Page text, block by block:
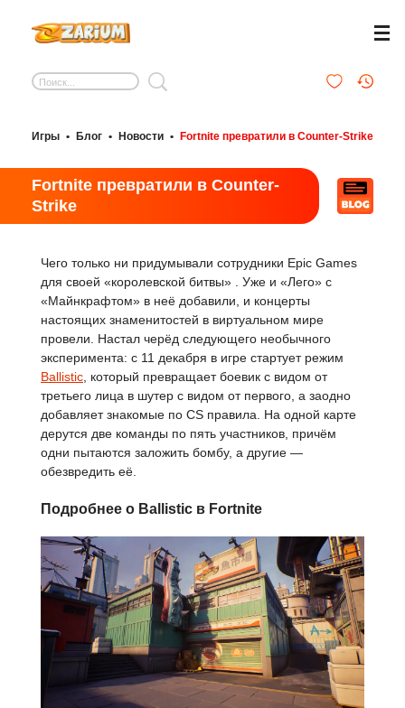
Игры • Блог • Новости • Fortnite превратили в Counter-Strike
Fortnite превратили в Counter-
Strike
Чего только ни придумывали сотрудники Epic Games
для своей «королевской битвы»
. Уже и «Лего» с
«Майнкрафтом» в неё добавили, и концерты
настоящих знаменитостей в виртуальном мире
провели. Настал черёд следующего необычного
эксперимента: с 11 декабря в игре стартует режим
Ballistic , который превращает боевик с видом от
третьего лица в шутер с видом от первого, а заодно
добавляет знакомые по CS правила. На одной карте
дерутся две команды по пять участников, причём
одни пытаются заложить бомбу, а другие —
обезвредить её.
Подробнее о Ballistic в Fortnite